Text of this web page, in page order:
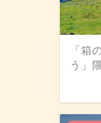
「箱
う」